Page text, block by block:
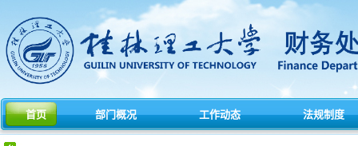
首页 部门概况 工作动态 法规制度